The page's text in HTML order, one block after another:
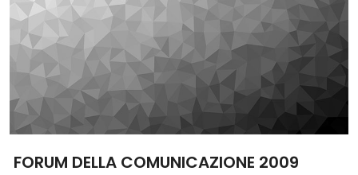
FORUM DELLA COMUNICAZIONE 2009